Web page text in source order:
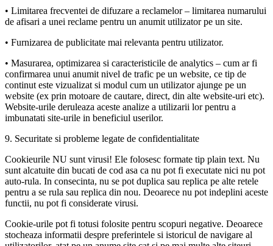
• Limitarea frecventei de difuzare a reclamelor – limitarea numarului
de afisari a unei reclame pentru un anumit utilizator pe un site.
• Furnizarea de publicitate mai relevanta pentru utilizator.
• Masurarea, optimizarea si caracteristicile de analytics – cum ar fi
confirmarea unui anumit nivel de trafic pe un website, ce tip de
continut este vizualizat si modul cum un utilizator ajunge pe un
website (ex prin motoare de cautare, direct, din alte website-uri etc).
Website-urile deruleaza aceste analize a utilizarii lor pentru a
imbunatati site-urile in beneficiul userilor.
9. Securitate si probleme legate de confidentialitate
Cookieurile NU sunt virusi! Ele folosesc formate tip plain text. Nu
sunt alcatuite din bucati de cod asa ca nu pot fi executate nici nu pot
auto-rula. In consecinta, nu se pot duplica sau replica pe alte retele
pentru a se rula sau replica din nou. Deoarece nu pot indeplini aceste
functii, nu pot fi considerate virusi.
Cookie-urile pot fi totusi folosite pentru scopuri negative. Deoarece
stocheaza informatii despre preferintele si istoricul de navigare al